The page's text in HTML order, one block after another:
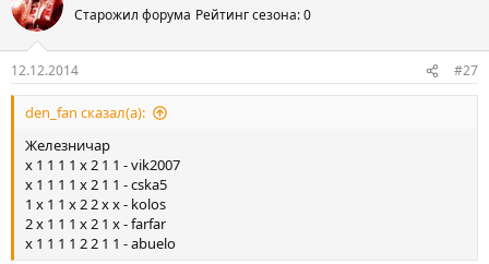
Старожил форума Рейтинг сезона: 0
12.12.2014 #27
den_fan сказал(а):
Железничар
x 1 1 1 1 x 2 1 1 - vik2007
x 1 1 1 1 x 2 1 1 - cska5
1 x 1 1 x 2 2 x x - kolos
2 x 1 1 1 x 2 1 x - farfar
x 1 1 1 1 2 2 1 1 - abuelo